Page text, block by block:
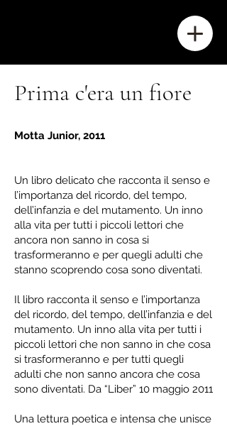
Prima c'era un fiore
Motta Junior, 2011
Un libro delicato che racconta il senso e
l’importanza del ricordo, del tempo,
dell’infanzia e del mutamento. Un inno
alla vita per tutti i piccoli lettori che
ancora non sanno in cosa si
trasformeranno e per quegli adulti che
stanno scoprendo cosa sono diventati.
Il libro racconta il senso e l’importanza
del ricordo, del tempo, dell’infanzia e del
mutamento. Un inno alla vita per tutti i
piccoli lettori che non sanno in che cosa
si trasformeranno e per tutti quegli
adulti che non sanno ancora che cosa
sono diventati. Da “Liber” 10 maggio 2011
Una lettura poetica e intensa che unisce